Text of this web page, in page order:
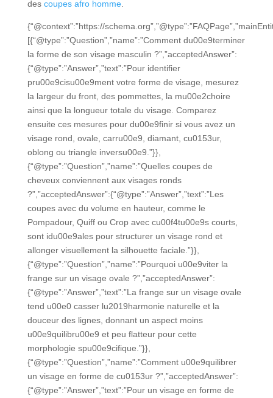
des coupes afro homme.
{“@context”:”https://
[{“@type”:”Question”,”name”:”Comment du00e9terminer
la forme de son visage masculin ?”,”acceptedAnswer”:
{“@type”:”Answer”,”text”:”Pour identifier
pru00e9cisu00e9ment votre forme de visage, mesurez
la largeur du front, des pommettes, la mu00e2choire
ainsi que la longueur totale du visage. Comparez
ensuite ces mesures pour du00e9finir si vous avez un
visage rond, ovale, carru00e9, diamant, cu0153ur,
oblong ou triangle inversu00e9.”}},
{“@type”:”Question”,”name”:”Quelles coupes de
cheveux conviennent aux visages ronds
?”,”acceptedAnswer”:{“@type”:”Answer”,”text”:”Les
coupes avec du volume en hauteur, comme le
Pompadour, Quiff ou Crop avec cu00f4tu00e9s courts,
sont idu00e9ales pour structurer un visage rond et
allonger visuellement la silhouette faciale.”}},
{“@type”:”Question”,”name”:”Pourquoi u00e9viter la
frange sur un visage ovale ?”,”acceptedAnswer”:
{“@type”:”Answer”,”text”:”La frange sur un visage ovale
tend u00e0 casser lu2019harmonie naturelle et la
douceur des lignes, donnant un aspect moins
u00e9quilibru00e9 et peu flatteur pour cette
morphologie spu00e9cifique.”}},
{“@type”:”Question”,”name”:”Comment u00e9quilibrer
un visage en forme de cu0153ur ?”,”acceptedAnswer”:
{“@type”:”Answer”,”text”:”Pour un visage en forme de